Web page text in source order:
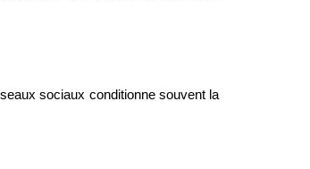
sociaux conditionne souvent la